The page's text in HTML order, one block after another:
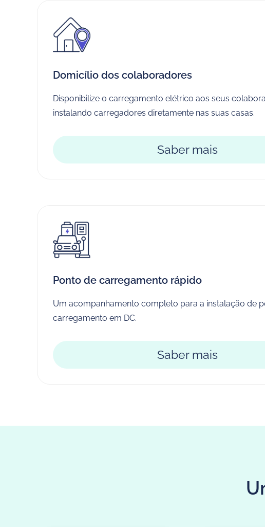
Domicílio dos colaboradores
Disponibilize o carregamento elétrico aos seus
instalando carregadores diretamente nas suas casas.
Saber mais
Ponto de carregamento rápido
Um acompanhamento completo para a instalação de
carregamento em DC.
Saber mais